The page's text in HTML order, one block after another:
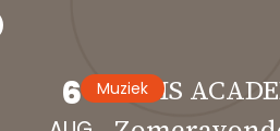
Muziek
6
IHMS